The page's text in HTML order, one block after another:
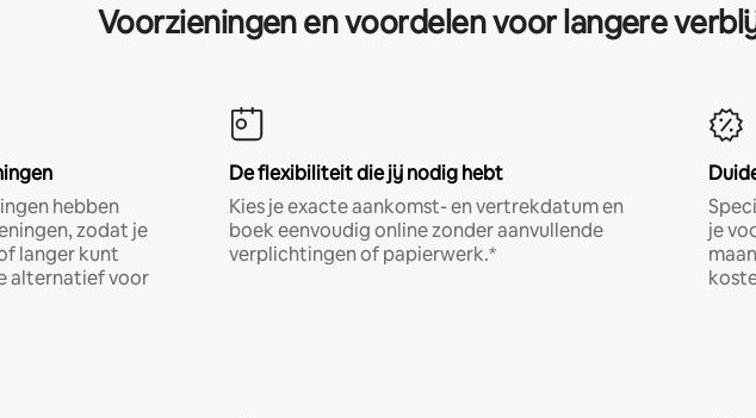
Voorzieningen en voordelen voor langere
hebben
zodat je
langer kunt
alternatief voor
De flexibiliteit die jij nodig hebt
Kies je exacte aankomst- en vertrekdatum en
boek eenvoudig online zonder aanvullende
verplichtingen of papierwerk.*
je